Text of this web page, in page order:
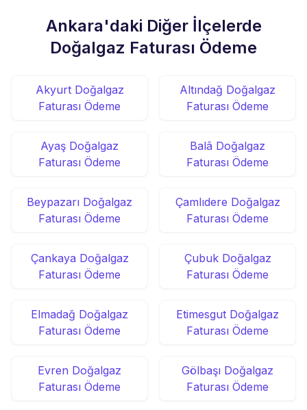
Ankara'daki Diğer İlçelerde
Doğalgaz Faturası Ödeme
Akyurt Doğalgaz
Faturası Ödeme
Altındağ Doğalgaz
Faturası Ödeme
Ayaş Doğalgaz
Faturası Ödeme
Balâ Doğalgaz
Faturası Ödeme
Beypazarı Doğalgaz
Faturası Ödeme
Çamlıdere Doğalgaz
Faturası Ödeme
Çankaya Doğalgaz
Faturası Ödeme
Çubuk Doğalgaz
Faturası Ödeme
Elmadağ Doğalgaz
Faturası Ödeme
Etimesgut Doğalgaz
Faturası Ödeme
Evren Doğalgaz
Faturası Ödeme
Gölbaşı Doğalgaz
Faturası Ödeme